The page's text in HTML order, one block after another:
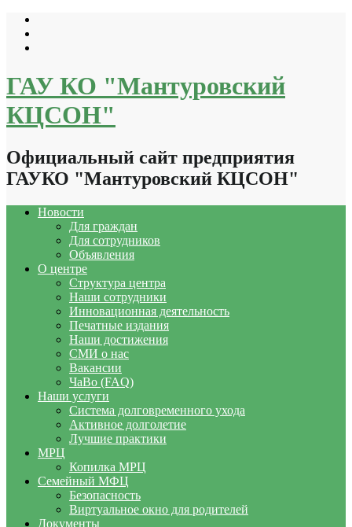
Перейти
содержимому
ГАУ КО "Мантуровский
КЦСОН"
Официальный сайт предприятия
ГАУКО "Мантуровский КЦСОН"
Новости
Для граждан
Для сотрудников
Объявления
О центре
Структура центра
Наши сотрудники
Инновационная деятельность
Печатные издания
Наши достижения
СМИ о нас
Вакансии
ЧаВо (FAQ)
Наши услуги
Система долговременного ухода
Активное долголетие
Лучшие практики
МРЦ
Копилка МРЦ
Семейный МФЦ
Безопасность
Виртуальное окно для родителей
Документы